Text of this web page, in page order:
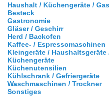
Haushalt / Küchengeräte /
Besteck
Gastronomie
Gläser / Geschirr
Herd / Backofen
Kaffee- / Espressomaschinen
Kleingeräte / Haushaltsgeräte
Küchengeräte
Küchenutensilien
Kühlschrank / Gefriergeräte
Waschmaschinen / Trockner
Sonstiges